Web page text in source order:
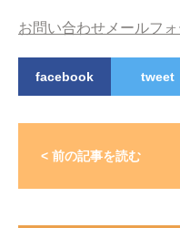
お問い合わせメールフ
facebook tweet
< 前の記事を読む